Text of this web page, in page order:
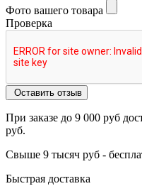
Фото вашего товара
Проверка
Оставить отзыв
При заказе до 9 000 руб
руб.
Свыше 9 тысяч руб -
Быстрая доставка